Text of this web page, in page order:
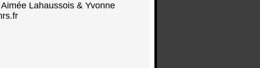
Lahaussois & Yvonne